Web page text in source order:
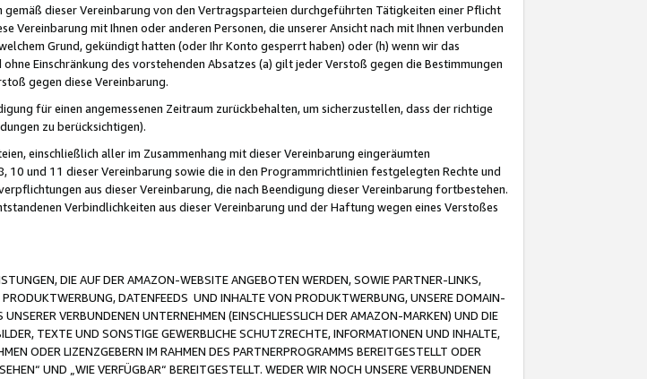
dieser Vereinbarung von den Vertragsparteien durchgeführten Tätigkeiten einer Pflicht
mit Ihnen oder anderen Personen, die unserer Ansicht nach mit Ihnen verbunden
Grund, gekündigt hatten (oder Ihr Konto gesperrt haben) oder (h) wenn wir das
Einschränkung des vorstehenden Absatzes (a) gilt jeder Verstoß gegen die Bestimmungen
gegen diese Vereinbarung.
für einen angemessenen Zeitraum zurückbehalten, um sicherzustellen, dass der richtige
zu berücksichtigen).
einschließlich aller im Zusammenhang mit dieser Vereinbarung eingeräumten
und 11 dieser Vereinbarung sowie die in den Programmrichtlinien festgelegten Rechte und
aus dieser Vereinbarung, die nach Beendigung dieser Vereinbarung fortbestehen.
Verbindlichkeiten aus dieser Vereinbarung und der Haftung wegen eines Verstoßes
DIE AUF DER AMAZON-WEBSITE ANGEBOTEN WERDEN, SOWIE PARTNER-LINKS,
DATENFEEDS UND INHALTE VON PRODUKTWERBUNG, UNSERE DOMAIN-
VERBUNDENEN UNTERNEHMEN (EINSCHLIESSLICH DER AMAZON-MARKEN) UND DIE
TEXTE UND SONSTIGE GEWERBLICHE SCHUTZRECHTE, INFORMATIONEN UND INHALTE,
ODER LIZENZGEBERN IM RAHMEN DES PARTNERPROGRAMMS BEREITGESTELLT ODER
UND „WIE VERFÜGBAR“ BEREITGESTELLT. WEDER WIR NOCH UNSERE VERBUNDENEN